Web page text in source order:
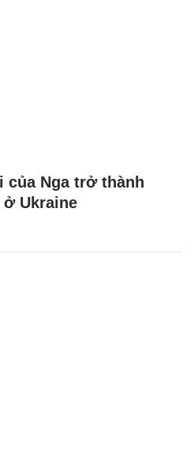
của Nga trở thành
ở Ukraine